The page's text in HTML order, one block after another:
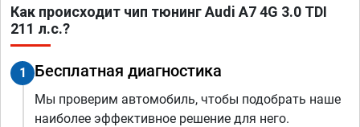
Как происходит чип тюнинг Audi A7 4G 3.0 TDI
211 л.с.?
1 Бесплатная диагностика
Мы проверим автомобиль, чтобы подобрать наше
наиболее эффективное решение для него.